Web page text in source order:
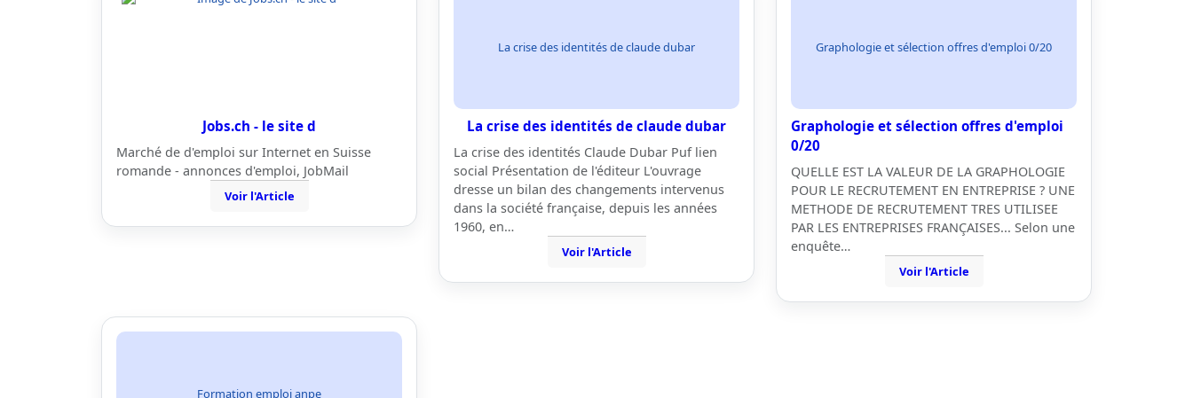
Jobs.ch - le site d
Marché de d'emploi sur Internet en Suisse
romande - annonces d'emploi, JobMail
Voir l'Article
La crise des identités de claude dubar
La crise des identités de claude dubar
La crise des identités Claude Dubar Puf lien
social Présentation de l'éditeur L'ouvrage
dresse un bilan des changements intervenus
dans la société française, depuis les années
1960, en…
Voir l'Article
Graphologie et sélection offres d'emploi 0/20
Graphologie et sélection offres d'emploi
0/20
QUELLE EST LA VALEUR DE LA GRAPHOLOGIE
POUR LE RECRUTEMENT EN ENTREPRISE ? UNE
METHODE DE RECRUTEMENT TRES UTILISEE
PAR LES ENTREPRISES FRANÇAISES... Selon une
enquête…
Voir l'Article
Formation emploi anpe